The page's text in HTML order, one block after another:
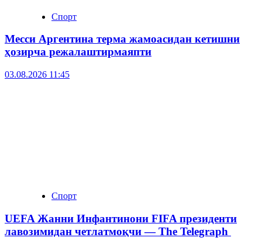
Спорт
Месси Аргентина терма жамоасидан кетишни
ҳозирча режалаштирмаяпти
03.08.2026 11:45
Спорт
UEFA Жанни Инфантинони FIFA президенти
лавозимидан четлатмоқчи — The Telegraph